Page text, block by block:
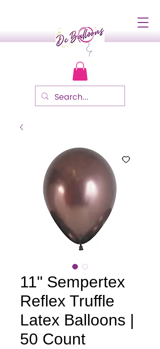
11" Sempertex
Reflex Truffle
Latex Balloons |
50 Count